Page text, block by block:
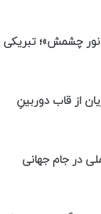
«نور چشمش»؛ تبریکی
از قاب دوربینِ
در جام جهانی